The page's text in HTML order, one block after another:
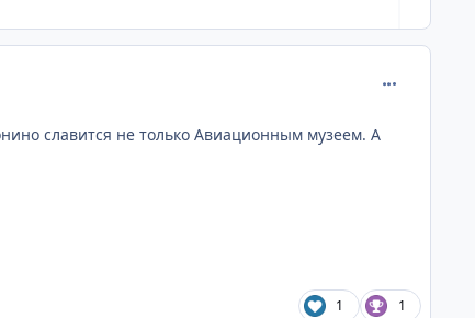
славится не только Авиационным музеем. А
1 1